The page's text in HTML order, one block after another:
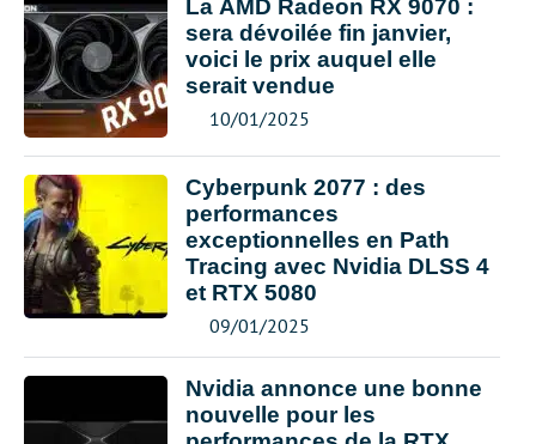
La AMD Radeon RX 9070 :
sera dévoilée fin janvier,
voici le prix auquel elle
serait vendue
10/01/2025
Cyberpunk 2077 : des
performances
exceptionnelles en Path
Tracing avec Nvidia DLSS 4
et RTX 5080
09/01/2025
Nvidia annonce une bonne
nouvelle pour les